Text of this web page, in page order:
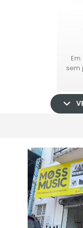
sem